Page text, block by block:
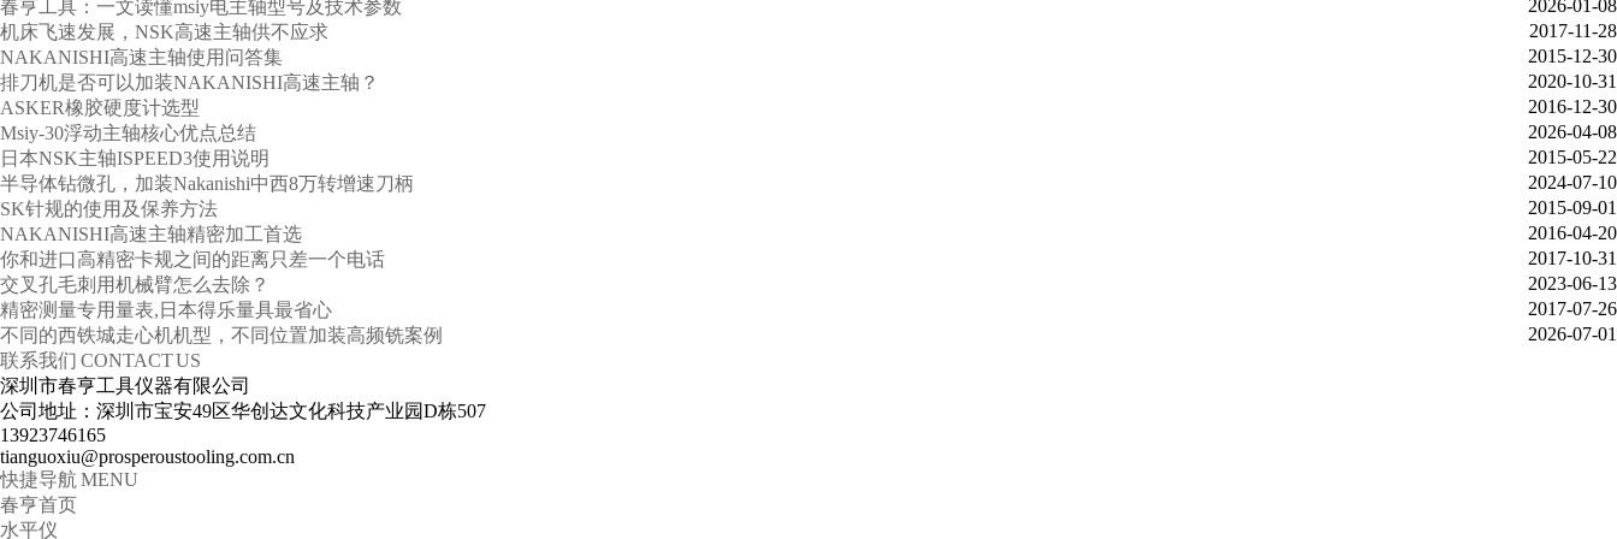
税务登记证
2026-01-08
春亨工具：一文读懂msiy电主轴型号及技术参数
2017-11-28
机床飞速发展，NSK高速主轴供不应求
2015-12-30
NAKANISHI高速主轴使用问答集
2020-10-31
排刀机是否可以加装NAKANISHI高速主轴？
2016-12-30
ASKER橡胶硬度计选型
2026-04-08
Msiy-30浮动主轴核心优点总结
2015-05-22
日本NSK主轴ISPEED3使用说明
2024-07-10
半导体钻微孔，加装Nakanishi中西8万转增速刀柄
2015-09-01
SK针规的使用及保养方法
2016-04-20
NAKANISHI高速主轴精密加工首选
2017-10-31
你和进口高精密卡规之间的距离只差一个电话
2023-06-13
交叉孔毛刺用机械臂怎么去除？
2017-07-26
精密测量专用量表,日本得乐量具最省心
2026-07-01
不同的西铁城走心机机型，不同位置加装高频铣案例
联系我们 CONTACT US
深圳市春亨工具仪器有限公司
公司地址：深圳市宝安49区华创达文化科技产业园D栋507
13923746165
tianguoxiu@prosperoustooling.com.cn
快捷导航 MENU
春亨首页
水平仪